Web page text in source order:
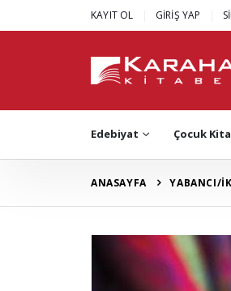
KAYIT OL GİRİŞ YAP
Edebiyat Çocuk
ANASAYFA YABANCI/